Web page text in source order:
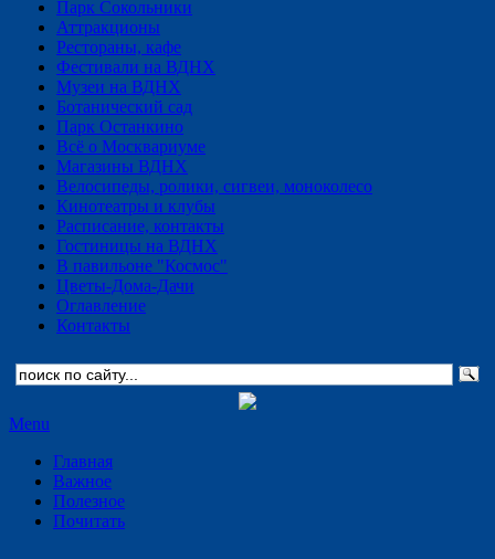
Парк Сокольники
Аттракционы
Рестораны, кафе
Фестивали на ВДНХ
Музеи на ВДНХ
Ботанический сад
Парк Останкино
Всё о Москвариуме
Магазины ВДНХ
Велосипеды, ролики, сигвеи, моноколесо
Кинотеатры и клубы
Расписание, контакты
Гостиницы на ВДНХ
В павильоне "Космос"
Цветы-Дома-Дачи
Оглавление
Контакты
Menu
Главная
Важное
Полезное
Почитать